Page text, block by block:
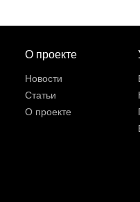
О проекте
Новости
Статьи
О проекте